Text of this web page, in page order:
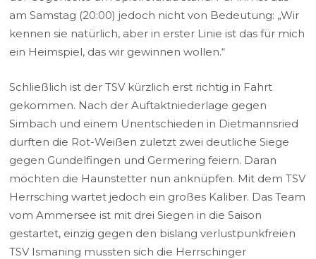
am Samstag (20:00) jedoch nicht von Bedeutung: „Wir
kennen sie natürlich, aber in erster Linie ist das für mich
ein Heimspiel, das wir gewinnen wollen.“
Schließlich ist der TSV kürzlich erst richtig in Fahrt
gekommen. Nach der Auftaktniederlage gegen
Simbach und einem Unentschieden in Dietmannsried
durften die Rot-Weißen zuletzt zwei deutliche Siege
gegen Gundelfingen und Germering feiern. Daran
möchten die Haunstetter nun anknüpfen. Mit dem TSV
Herrsching wartet jedoch ein großes Kaliber. Das Team
vom Ammersee ist mit drei Siegen in die Saison
gestartet, einzig gegen den bislang verlustpunkfreien
TSV Ismaning mussten sich die Herrschinger